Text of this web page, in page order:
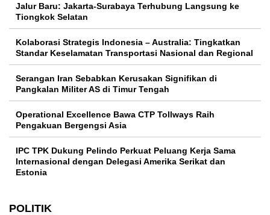
Jalur Baru: Jakarta-Surabaya Terhubung Langsung ke
Tiongkok Selatan
Kolaborasi Strategis Indonesia – Australia: Tingkatkan
Standar Keselamatan Transportasi Nasional dan Regional
Serangan Iran Sebabkan Kerusakan Signifikan di
Pangkalan Militer AS di Timur Tengah
Operational Excellence Bawa CTP Tollways Raih
Pengakuan Bergengsi Asia
IPC TPK Dukung Pelindo Perkuat Peluang Kerja Sama
Internasional dengan Delegasi Amerika Serikat dan
Estonia
POLITIK